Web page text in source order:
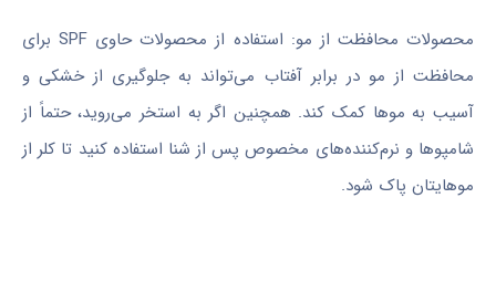
محصولات محافظت از مو: استفاده از محصولات حاوی SPF برای
محافظت از مو در برابر آفتاب می‌تواند به جلوگیری از خشکی و
آسیب به موها کمک کند. همچنین اگر به استخر می‌روید، حتماً از
شامپوها و نرم‌کننده‌های مخصوص پس از شنا استفاده کنید تا کلر از
موهایتان پاک شود.